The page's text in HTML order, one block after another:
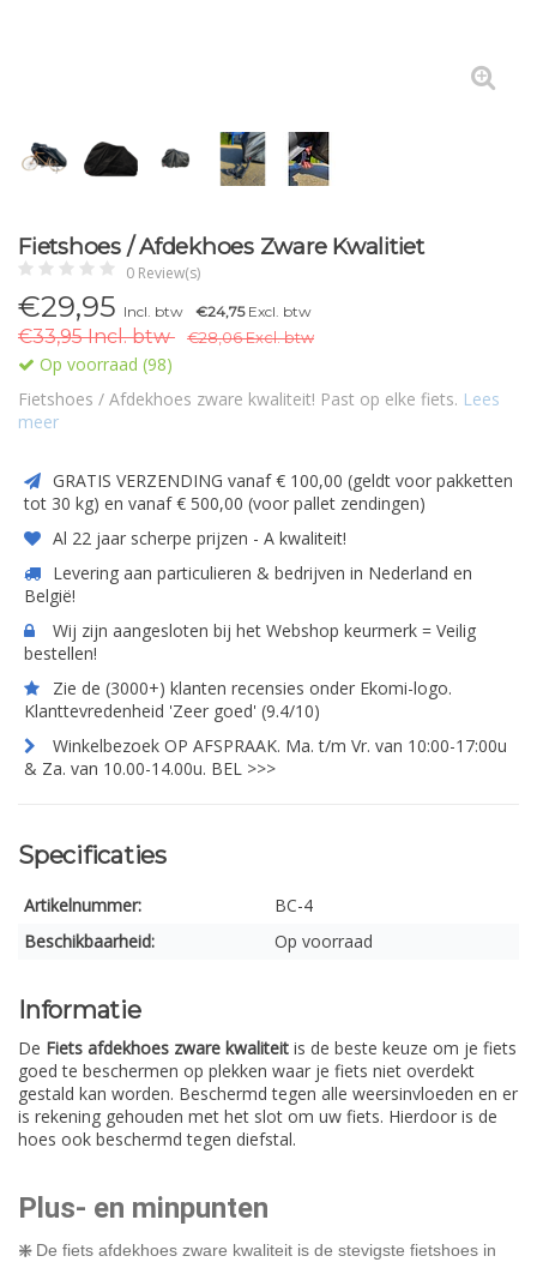
Fietshoes / Afdekhoes Zware Kwalitiet
0 Review(s)
€29,95 Incl. btw €24,75Excl. btw
€33,95 Incl. btw €28,06 Excl. btw
Op voorraad (98)
Fietshoes / Afdekhoes zware kwaliteit! Past op elke fiets. Lees
meer
GRATIS VERZENDING vanaf € 100,00 (geldt voor pakketten
tot 30 kg) en vanaf € 500,00 (voor pallet zendingen)
Al 22 jaar scherpe prijzen - A kwaliteit!
Levering aan particulieren & bedrijven in Nederland en
België!
Wij zijn aangesloten bij het Webshop keurmerk = Veilig
bestellen!
Zie de (3000+) klanten recensies onder Ekomi-logo.
Klanttevredenheid 'Zeer goed' (9.4/10)
Winkelbezoek OP AFSPRAAK. Ma. t/m Vr. van 10:00-17:00u
& Za. van 10.00-14.00u. BEL >>>
Specificaties
Artikelnummer:
BC-4
Beschikbaarheid:
Op voorraad
Informatie
De Fiets afdekhoes zware kwaliteit is de beste keuze om je fiets
goed te beschermen op plekken waar je fiets niet overdekt
gestald kan worden. Beschermd tegen alle weersinvloeden en er
is rekening gehouden met het slot om uw fiets. Hierdoor is de
hoes ook beschermd tegen diefstal.
Plus- en minpunten
❇️De fiets afdekhoes zware kwaliteit is de stevigste fietshoes in